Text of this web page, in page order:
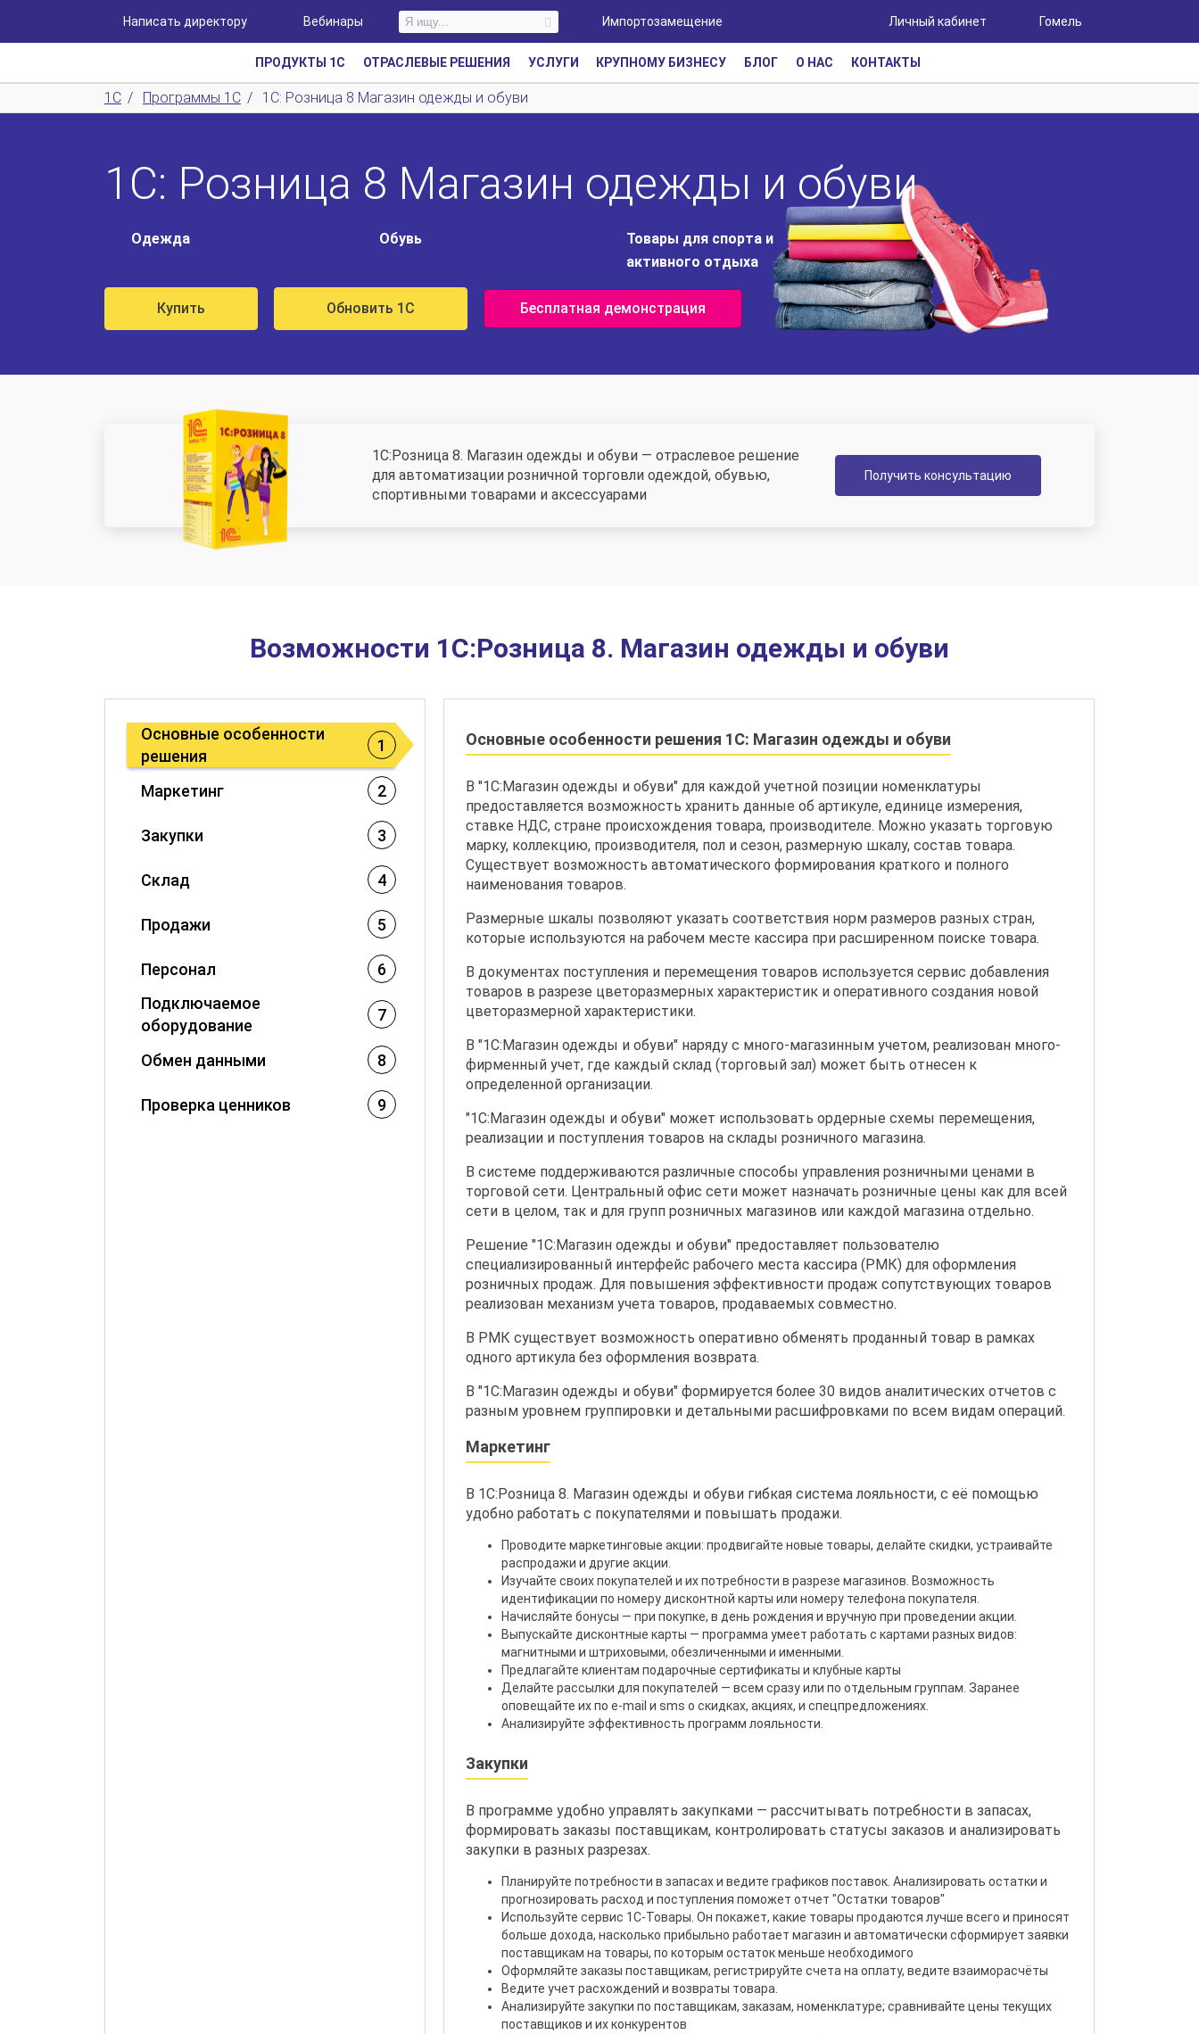
Написать директору Вебинары Импортозамещение Личный кабинет Гомель
ПРОДУКТЫ 1С ОТРАСЛЕВЫЕ РЕШЕНИЯ УСЛУГИ КРУПНОМУ БИЗНЕСУ БЛОГ О НАС КОНТАКТЫ
1С / Программы 1С / 1С: Розница 8 Магазин одежды и обуви
1С: Розница 8 Магазин одежды и обуви
Одежда Обувь
Товары для спорта и
активного отдыха
Купить Обновить 1С Бесплатная демонстрация
1С:Розница 8. Магазин одежды и обуви — отраслевое решение
для автоматизации розничной торговли одеждой, обувью,
спортивными товарами и аксессуарами
Получить консультацию
Возможности 1С:Розница 8. Магазин одежды и обуви
Основные особенности
решения
1
Маркетинг 2
Закупки 3
Склад 4
Продажи 5
Персонал
6
Подключаемое
оборудование
7
Обмен данными 8
Проверка ценников 9
Основные особенности решения 1С: Магазин одежды и обуви
В "1С:Магазин одежды и обуви" для каждой учетной позиции номенклатуры
предоставляется возможность хранить данные об артикуле, единице измерения,
ставке НДС, стране происхождения товара, производителе. Можно указать торговую
марку, коллекцию, производителя, пол и сезон, размерную шкалу, состав товара.
Существует возможность автоматического формирования краткого и полного
наименования товаров.
Размерные шкалы позволяют указать соответствия норм размеров разных стран,
которые используются на рабочем месте кассира при расширенном поиске товара.
В документах поступления и перемещения товаров используется сервис добавления
товаров в разрезе цветоразмерных характеристик и оперативного создания новой
цветоразмерной характеристики.
В "1С:Магазин одежды и обуви" наряду с много-магазинным учетом, реализован много-
фирменный учет, где каждый склад (торговый зал) может быть отнесен к
определенной организации.
"1С:Магазин одежды и обуви" может использовать ордерные схемы перемещения,
реализации и поступления товаров на склады розничного магазина.
В системе поддерживаются различные способы управления розничными ценами в
торговой сети. Центральный офис сети может назначать розничные цены как для всей
сети в целом, так и для групп розничных магазинов или каждой магазина отдельно.
Решение "1С:Магазин одежды и обуви" предоставляет пользователю
специализированный интерфейс рабочего места кассира (РМК) для оформления
розничных продаж. Для повышения эффективности продаж сопутствующих товаров
реализован механизм учета товаров, продаваемых совместно.
В РМК существует возможность оперативно обменять проданный товар в рамках
одного артикула без оформления возврата.
В "1С:Магазин одежды и обуви" формируется более 30 видов аналитических отчетов с
разным уровнем группировки и детальными расшифровками по всем видам операций.
Маркетинг
В 1С:Розница 8. Магазин одежды и обуви гибкая система лояльности, с её помощью
удобно работать с покупателями и повышать продажи.
Проводите маркетинговые акции: продвигайте новые товары, делайте скидки, устраивайте
распродажи и другие акции.
Изучайте своих покупателей и их потребности в разрезе магазинов. Возможность
идентификации по номеру дисконтной карты или номеру телефона покупателя.
Начисляйте бонусы — при покупке, в день рождения и вручную при проведении акции.
Выпускайте дисконтные карты — программа умеет работать с картами разных видов:
магнитными и штриховыми, обезличенными и именными.
Предлагайте клиентам подарочные сертификаты и клубные карты
Делайте рассылки для покупателей — всем сразу или по отдельным группам. Заранее
оповещайте их по e-mail и sms о скидках, акциях, и спецпредложениях.
Анализируйте эффективность программ лояльности.
Закупки
В программе удобно управлять закупками — рассчитывать потребности в запасах,
формировать заказы поставщикам, контролировать статусы заказов и анализировать
закупки в разных разрезах.
Планируйте потребности в запасах и ведите графиков поставок. Анализировать остатки и
прогнозировать расход и поступления поможет отчет "Остатки товаров"
Используйте сервис 1С-Товары. Он покажет, какие товары продаются лучше всего и приносят
больше дохода, насколько прибыльно работает магазин и автоматически сформирует заявки
поставщикам на товары, по которым остаток меньше необходимого
Оформляйте заказы поставщикам, регистрируйте счета на оплату, ведите взаиморасчёты
Ведите учет расхождений и возвраты товара.
Анализируйте закупки по поставщикам, заказам, номенклатуре; сравнивайте цены текущих
поставщиков и их конкурентов